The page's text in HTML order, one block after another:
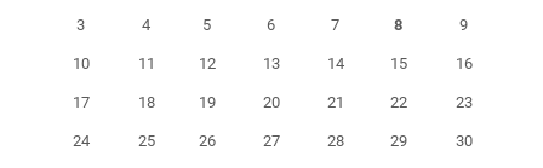
3 4 5 6 7 8 9
10 11 12 13 14 15 16
17 18 19 20 21 22 23
24 25 26 27 28 29 30